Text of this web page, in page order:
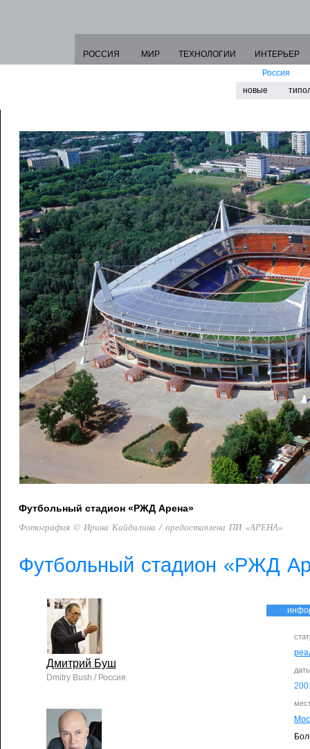
РОССИЯ МИР ТЕХНОЛОГИИ
ИНТЕРЬЕР
Россия
новые
Футбольный стадион «РЖД Арена»
Фотография © Ирина Кайдалина / предоставлена ПИ «АРЕНА»
Футбольный стадион «РЖД
Дмитрий Буш
Dmitry Bush / Россия